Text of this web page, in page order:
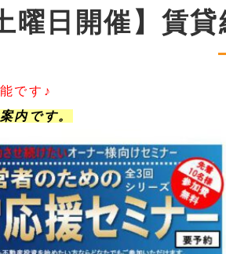
曜日開催】賃
です♪
内です。